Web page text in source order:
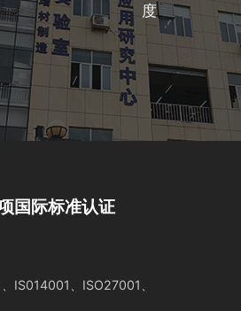
度
国际标准认证
IS014001、ISO27001、